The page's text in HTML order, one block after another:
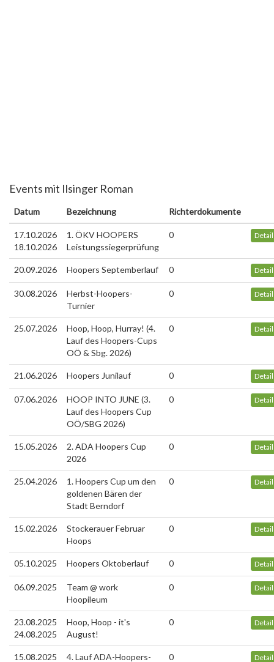
Events mit Ilsinger Roman
Datum Bezeichnung Richterdokumente
17.10.2026
18.10.2026
1. ÖKV HOOPERS
Leistungssiegerprüfung
0
20.09.2026 Hoopers Septemberlauf 0
30.08.2026
Herbst-Hoopers-
Turnier
0
25.07.2026
Hoop, Hoop, Hurray! (4.
Lauf des Hoopers-Cups
OÖ & Sbg. 2026)
0
21.06.2026 Hoopers Junilauf 0
07.06.2026
HOOP INTO JUNE (3.
Lauf des Hoopers Cup
OÖ/SBG 2026)
0
15.05.2026
2. ADA Hoopers Cup
2026
0
25.04.2026
1. Hoopers Cup um den
goldenen Bären der
Stadt Berndorf
0
15.02.2026
Stockerauer Februar
Hoops
0
05.10.2025 Hoopers Oktoberlauf 0
06.09.2025
Team @ work
Hoopileum
0
23.08.2025
24.08.2025
Hoop, Hoop - it's
August!
0
15.08.2025 4. Lauf ADA-Hoopers- 0